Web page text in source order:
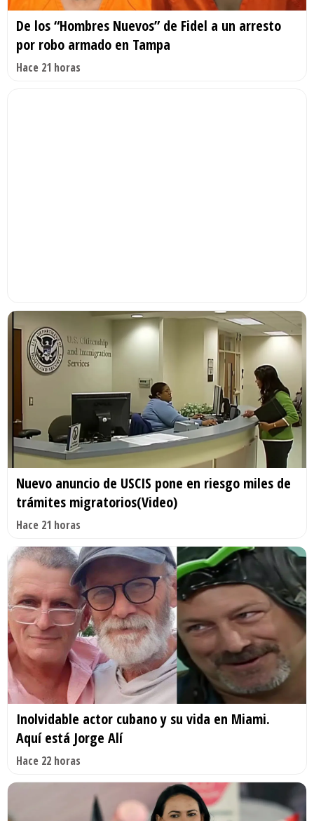
De los “Hombres Nuevos” de Fidel a un arresto
por robo armado en Tampa
Hace 21 horas
Nuevo anuncio de USCIS pone en riesgo miles de
trámites migratorios(Video)
Hace 21 horas
Inolvidable actor cubano y su vida en Miami.
Aquí está Jorge Alí
Hace 22 horas